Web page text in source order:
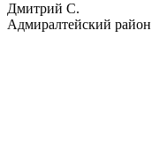
Дмитрий С.
Адмиралтейский район